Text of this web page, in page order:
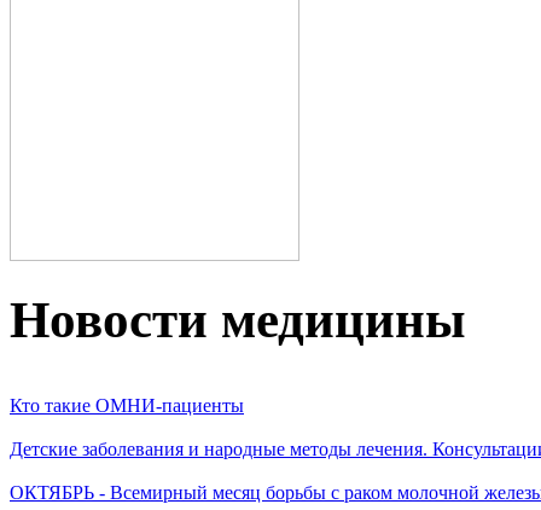
Новости медицины
Кто такие ОМНИ-пациенты
Детские заболевания и народные методы лечения.
ОКТЯБРЬ - Всемирный месяц борьбы с раком молочной